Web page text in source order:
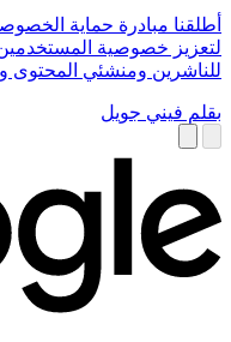
لتعزيز خصوصية المستخدمين
للناشرين ومنشئي المحتوى
بقلم فيني جويل